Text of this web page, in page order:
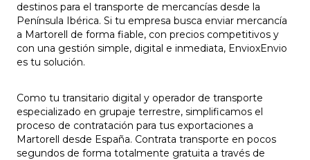
destinos para el transporte de mercancías desde la
Península Ibérica. Si tu empresa busca enviar mercancía
a Martorell de forma fiable, con precios competitivos y
con una gestión simple, digital e inmediata, EnvioxEnvio
es tu solución.
Como tu transitario digital y operador de transporte
especializado en grupaje terrestre, simplificamos el
proceso de contratación para tus exportaciones a
Martorell desde España. Contrata transporte en pocos
segundos de forma totalmente gratuita a través de